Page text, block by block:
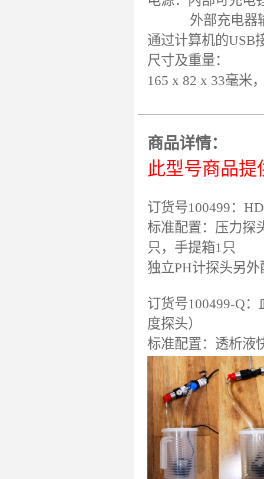
外部充电器输入
通过计算机的USB
尺寸及重量：
165 x 82 x 33毫米
商品详情：
此型号商品提
订货号100499：
标准配置：压力探
只，手提箱1只
独立PH计探头另外
订货号100499-Q
度探头）
标准配置：透析液